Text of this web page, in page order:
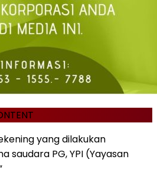
yang dilakukan
saudara PG, YPI (Yayasan